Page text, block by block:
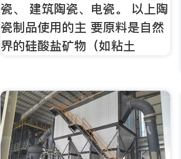
瓷、 建筑陶瓷、电瓷。 以上陶
瓷制品使用的主 要原料是自然
界的硅酸盐矿物（如粘土